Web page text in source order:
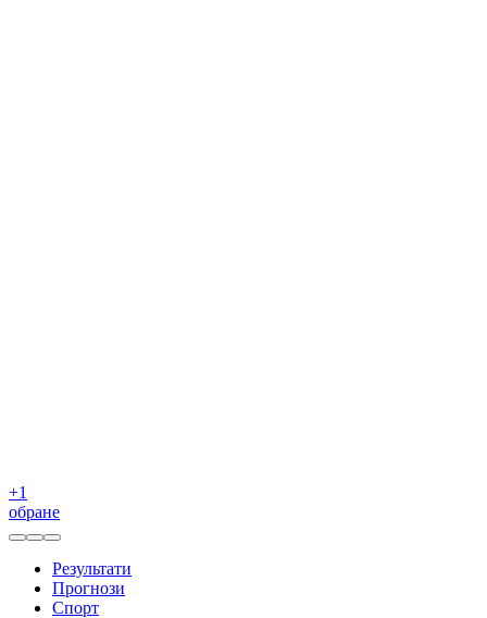
+1
обране
Результати
Прогнози
Спорт